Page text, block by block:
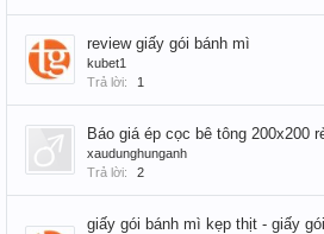
review giấy gói bánh mì
kubet1
Trả lời:
1
Báo giá ép cọc bê tông 200x200
xaudunghunganh
Trả lời:
2
giấy gói bánh mì kẹp thịt - giấy